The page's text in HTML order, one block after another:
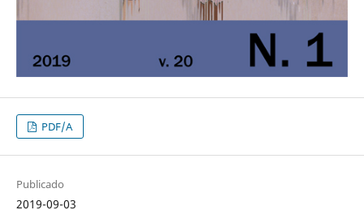
PDF/A
Publicado
2019-09-03